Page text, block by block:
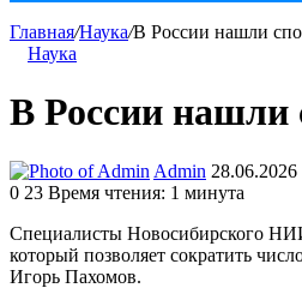
Главная/Наука/В России нашли
Наука
В России нашли
Admin Send
an
28.06.2026
0 23 Время чтения: 1 минута
Специалисты Новосибирского
который позволяет сократить
Игорь Пахомов.